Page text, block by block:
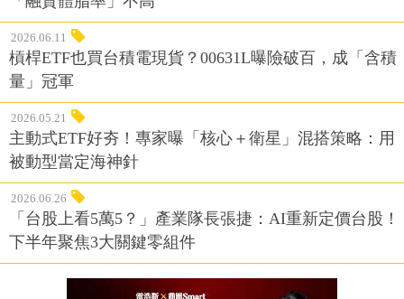
2026.06.11
槓桿ETF也買台積電現貨？00631L曝險破百，成「含積
量」冠軍
2026.05.21
主動式ETF好夯！專家曝「核心＋衛星」混搭策略：用
被動型當定海神針
2026.06.26
「台股上看5萬5？」產業隊長張捷：AI重新定價台股！
下半年聚焦3大關鍵零組件